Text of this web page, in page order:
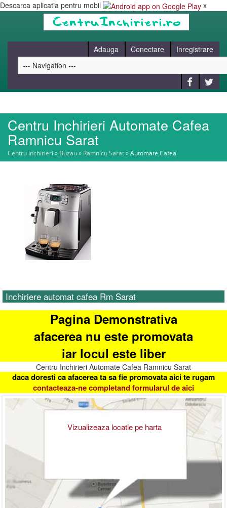
Descarca aplicatia pentru mobil x
Adauga Conectare Inregistrare
HOME
CAUT
CONTACT
Centru Inchirieri Automate Cafea
Ramnicu Sarat
Centru Inchirieri » Buzau» Ramnicu Sarat»Automate Cafea
Inchiriere automat cafea Rm Sarat
Pagina Demonstrativa
afacerea nu este promovata
iar locul este liber
Centru Inchirieri Automate Cafea Ramnicu Sarat
daca doresti ca afacerea ta sa fie promovata aici te rugam
contacteaza-ne completand formularul de aici
Vizualizeaza locatie pe harta